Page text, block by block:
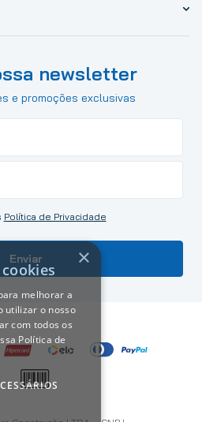
newsletter
e promoções exclusivas
Política de Privacidade
Enviar ×
melhorar a
utilizar o nosso
com todos os
Política de